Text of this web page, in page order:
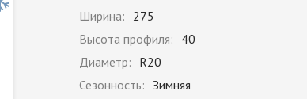
Ширина: 275
Высота профиля: 40
Диаметр: R20
Сезонность: Зимняя